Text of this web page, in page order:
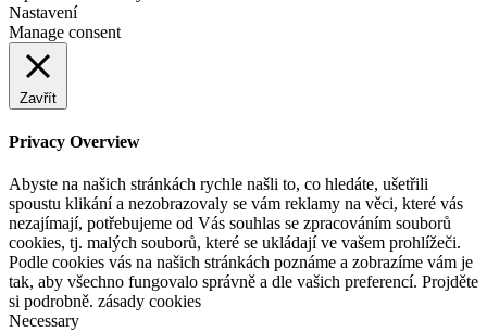
Nastavení
Manage consent
Zavřít
Privacy Overview
Abyste na našich stránkách rychle našli to, co hledáte, ušetřili
spoustu klikání a nezobrazovaly se vám reklamy na věci, které vás
nezajímají, potřebujeme od Vás souhlas se zpracováním souborů
cookies, tj. malých souborů, které se ukládají ve vašem prohlížeči.
Podle cookies vás na našich stránkách poznáme a zobrazíme vám je
tak, aby všechno fungovalo správně a dle vašich preferencí. Projděte
si podrobně. zásady cookies
Necessary